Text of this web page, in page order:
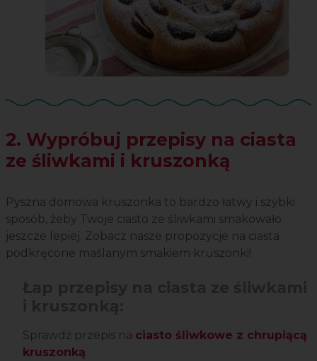
2. Wypróbuj przepisy na ciasta
ze śliwkami i kruszonką
Pyszna domowa kruszonka to bardzo łatwy i szybki
sposób, żeby Twoje ciasto ze śliwkami smakowało
jeszcze lepiej. Zobacz nasze propozycje na ciasta
podkręcone maślanym smakiem kruszonki!
Sprawdź przepis na ciasto śliwkowe z chrupiącą
kruszonką